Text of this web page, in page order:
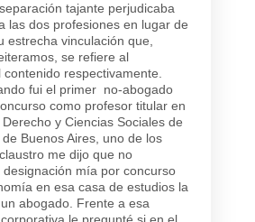
tajante perjudicaba
las dos profesiones en lugar de
estrecha vinculación que,
se refiere al
contenido respectivamente.
fui el primer no-abogado
como profesor titular en
y Ciencias Sociales de
Buenos Aires, uno de los
me dijo que no
mía por concurso
en esa casa de estudios la
abogado. Frente a esa